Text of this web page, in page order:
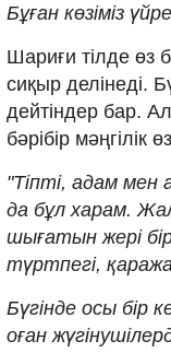
Бұған көзіміз
Шариғи тілде өз
сиқыр делінеді.
дейтіндер бар.
бәрібір мәңгілік
"Тіпті, адам мен
да бұл харам.
шығатын жері
түртпегі,
Бүгінде осы бір
оған